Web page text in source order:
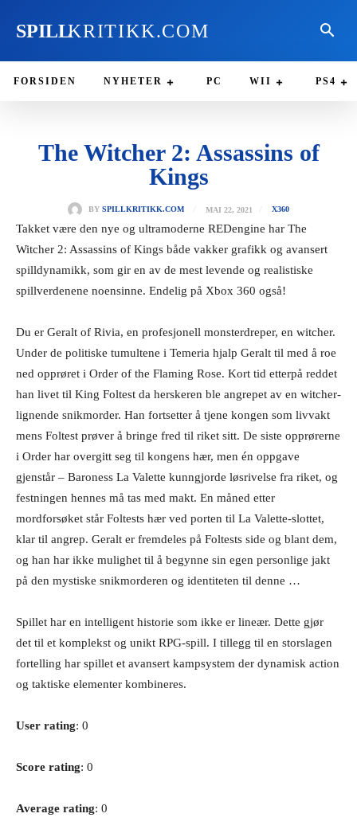
SPILLKRITIKK.COM
FORSIDEN NYHETER PC WII PS4
The Witcher 2: Assassins of
Kings
BY SPILLKRITIKK.COM MAI 22, 2021 X360
Takket være den nye og ultramoderne REDengine har The
Witcher 2: Assassins of Kings både vakker grafikk og avansert
spilldynamikk, som gir en av de mest levende og realistiske
spillverdenene noensinne. Endelig på Xbox 360 også!
Du er Geralt of Rivia, en profesjonell monsterdreper, en witcher.
Under de politiske tumultene i Temeria hjalp Geralt til med å roe
ned opprøret i Order of the Flaming Rose. Kort tid etterpå reddet
han livet til King Foltest da herskeren ble angrepet av en witcher-
lignende snikmorder. Han fortsetter å tjene kongen som livvakt
mens Foltest prøver å bringe fred til riket sitt. De siste opprørerne
i Order har overgitt seg til kongens hær, men én oppgave
gjenstår – Baroness La Valette kunngjorde løsrivelse fra riket, og
festningen hennes må tas med makt. En måned etter
mordforsøket står Foltests hær ved porten til La Valette-slottet,
klar til angrep. Geralt er fremdeles på Foltests side og blant dem,
og han har ikke mulighet til å begynne sin egen personlige jakt
på den mystiske snikmorderen og identiteten til denne …
Spillet har en intelligent historie som ikke er lineær. Dette gjør
det til et komplekst og unikt RPG-spill. I tillegg til en storslagen
fortelling har spillet et avansert kampsystem der dynamisk action
og taktiske elementer kombineres.
User rating: 0
Score rating: 0
Average rating: 0